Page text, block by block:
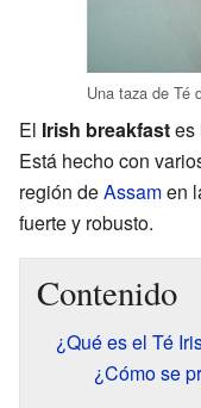
Una taza de Té
El Irish breakfastes
Está hecho con
región deAssamen
fuerte y robusto.
Contenido
¿Qué es el Té
¿Cómo se